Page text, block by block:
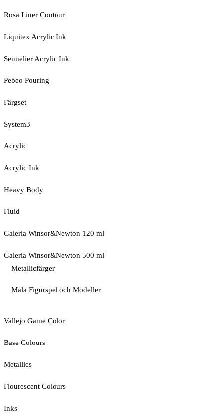
Rosa Liner Contour
Liquitex Acrylic Ink
Sennelier Acrylic Ink
Pebeo Pouring
Färgset
System3
Acrylic
Acrylic Ink
Heavy Body
Fluid
Galeria Winsor&Newton 120 ml
Galeria Winsor&Newton 500 ml
Metallicfärger
Måla Figurspel och Modeller
Vallejo Game Color
Base Colours
Metallics
Flourescent Colours
Inks